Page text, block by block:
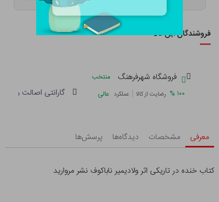
فروشندگان این کالا
فروشگاه شهرفرهنگ
منتخب
۱۰۰ % رضایت از کالا | عملکرد عالی گارانتی اصالت و
معرفی مشخصات دیدگاه‌ها پرسش‌ها
کتاب خنده در تاریکی اثر ولادیمیر ناباکوف نشر مروارید